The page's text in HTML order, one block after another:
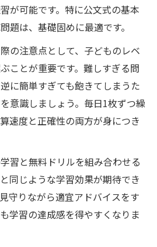
が可能です。特に公文式の基本
題は、基礎固めに最適です。
の注意点として、子どものレベ
ことが重要です。難しすぎる問
に簡単すぎても飽きてしまうた
意識しましょう。毎日1枚ずつ繰
速度と正確性の両方が身につき
習と無料ドリルを組み合わせる
同じような学習効果が期待でき
守りながら適宜アドバイスをす
学習の達成感を得やすくなりま